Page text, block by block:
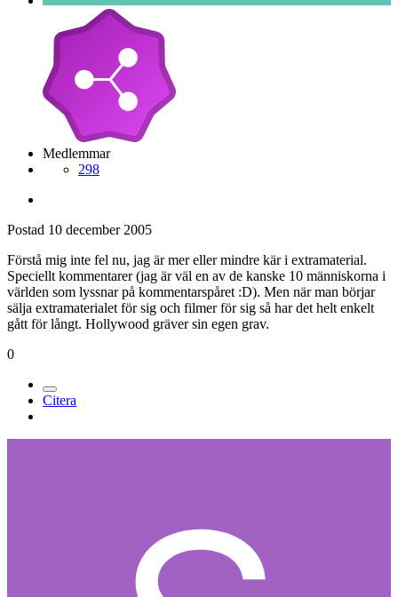
Medlemmar
298
Postad 10 december 2005
Förstå mig inte fel nu, jag är mer eller mindre kär i extramaterial.
Speciellt kommentarer (jag är väl en av de kanske 10 människorna i
världen som lyssnar på kommentarspåret :D). Men när man börjar
sälja extramaterialet för sig och filmer för sig så har det helt enkelt
gått för långt. Hollywood gräver sin egen grav.
0
Citera